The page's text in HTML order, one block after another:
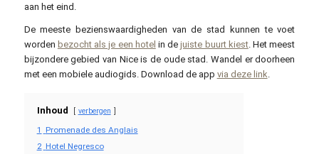
aan het eind.
De meeste bezienswaardigheden van de stad kunnen te voet
worden bezocht als je een hotel in dejuiste buurt kiest. Het meest
bijzondere gebied van Nice is de oude stad. Wandel er doorheen
met een mobiele audiogids. Download de app via deze link
Inhoud verbergen
1 Promenade des Anglais
2 Hotel Negresco